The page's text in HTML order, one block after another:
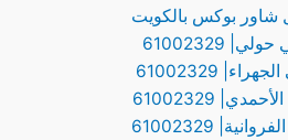
شاور بوكس بالكويت
61002329
61002329
61002329
61002329